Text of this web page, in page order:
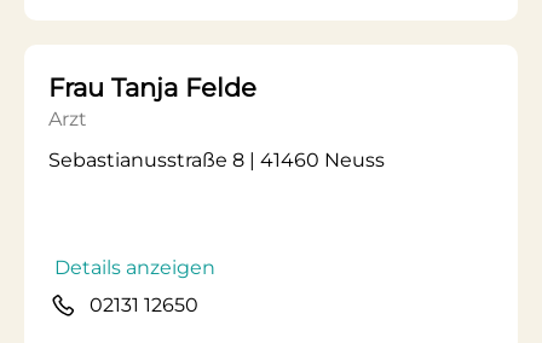
Frau Tanja Felde
Arzt
Sebastianusstraße 8 | 41460 Neuss
Details anzeigen
02131 12650